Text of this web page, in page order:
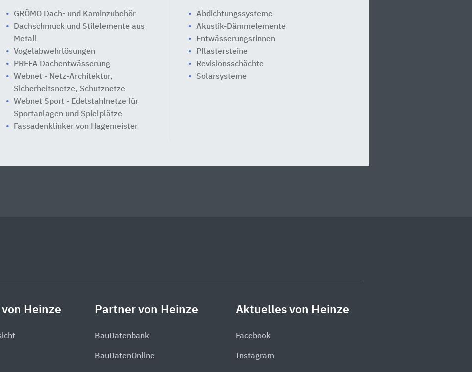
GRÖMO Dach- und Kaminzubehör
Dachschmuck und Stilelemente aus
Metall
Vogelabwehrlösungen
PREFA Dachentwässerung
Webnet - Netz-Architektur,
Sicherheitsnetze, Schutznetze
Webnet Sport - Edelstahlnetze für
Sportanlagen und Spielplätze
Fassadenklinker von Hagemeister
Abdichtungssysteme
Akustik-Dämmelemente
Entwässerungsrinnen
Pflastersteine
Revisionsschächte
Solarsysteme
Heinze Partner von Heinze
BauDatenbank
BauDatenOnline
Aktuelles von Heinze
Facebook
Instagram